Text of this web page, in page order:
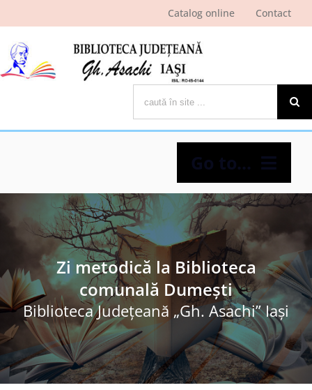
Catalog online Contact
Go to...
Despre bibliotecă
Pagina cititorului
Ştiri şi evenimente
Programe şi proiecte
Interes public
Zi metodică la Biblioteca
comunală Dumeşti
Biblioteca Judeţeană „Gh. Asachi” Iaşi